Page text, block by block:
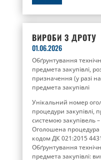
ВИРОБИ З ДРОТУ
01.06.2026
Обґрунтування
предмета закупівлі,
призначення (у разі
предмета закупівлі
Унікальний номер
процедури
системою закупівель
Оголошена процедура
кодом ДК 021:2015
Обґрунтування
предмета закупівлі: